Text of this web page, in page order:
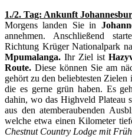
1./2. Tag: Ankunft
Morgens landen Sie in
annehmen. Anschließend
Richtung Krüger Nationalpark
Mpumalanga. Ihr Ziel ist
Route. Diese können Sie am
gehört zu den beliebtesten
die es gerne grün haben. Es
dahin, wo das Highveld Plateau
aus den atemberaubenden
welche etwa einen Kilometer
Chestnut Country Lodge mit